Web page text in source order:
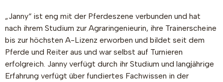
„Janny“ ist eng mit der Pferdeszene verbunden und hat
nach ihrem Studium zur Agraringenieurin, ihre Trainerscheine
bis zur höchsten A-Lizenz erworben und bildet seit dem
Pferde und Reiter aus und war selbst auf Turnieren
erfolgreich. Janny verfügt durch ihr Studium und langjährige
Erfahrung verfügt über fundiertes Fachwissen in der